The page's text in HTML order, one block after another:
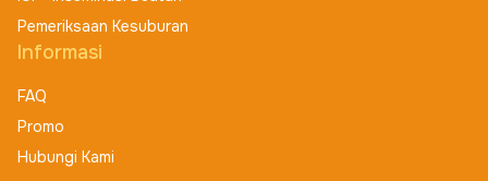
Pemeriksaan Kesuburan
Informasi
FAQ
Promo
Hubungi Kami